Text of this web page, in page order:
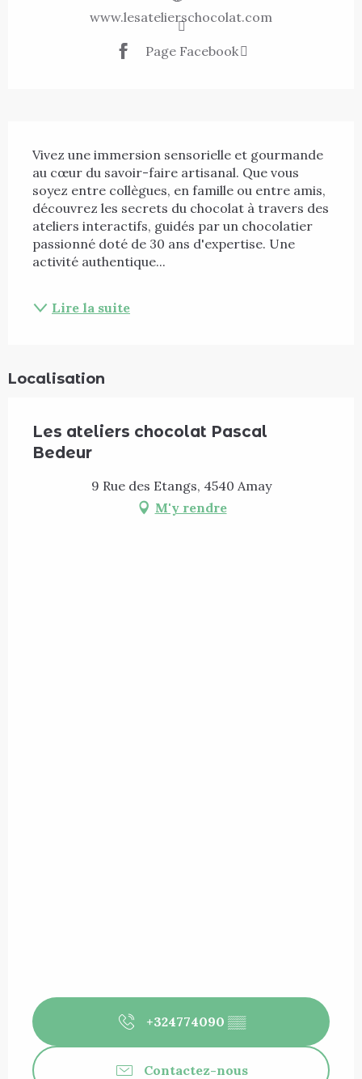
www.lesatelierschocolat.com
Page Facebook
Vivez une immersion sensorielle et gourmande
au cœur du savoir-faire artisanal. Que vous
soyez entre collègues, en famille ou entre amis,
découvrez les secrets du chocolat à travers des
ateliers interactifs, guidés par un chocolatier
passionné doté de 30 ans d'expertise. Une
activité authentique...
Lire la suite
Localisation
Les ateliers chocolat Pascal
Bedeur
9 Rue des Etangs, 4540 Amay
M'y rendre
+324774090 ▒▒
Contactez-nous